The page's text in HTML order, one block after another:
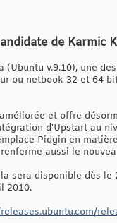
de Karmic
(Ubuntu v.9.10), une
ou netbook 32 et 64
et offre
d'Upstart au
Pidgin en
aussi le
sera disponible dès
2010.